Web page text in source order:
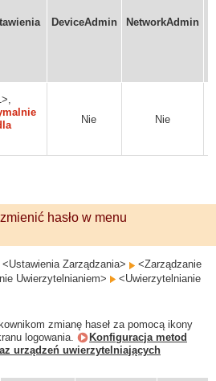
DeviceAdmin NetworkAdmin
Nie Nie
hasło w menu
<Ustawienia Zarządzania>
<Zarządzanie
Uwierzytelnianiem>
<Uwierzytelnianie
zmianę haseł za pomocą ikony
logowania.
Konfiguracja metod
urządzeń uwierzytelniających